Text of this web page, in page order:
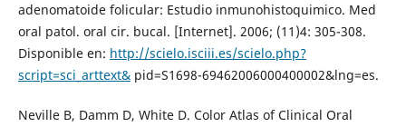
adenomatoide folicular: Estudio inmunohistoquimico. Med
oral patol. oral cir. bucal. [Internet]. 2006; (11)4: 305-308.
Disponible en: http://scielo.isciii.es/scielo.php?
script=sci_arttext&pid=S1698-69462006000400002&lng=es.
Neville B, Damm D, White D. Color Atlas of Clinical Oral